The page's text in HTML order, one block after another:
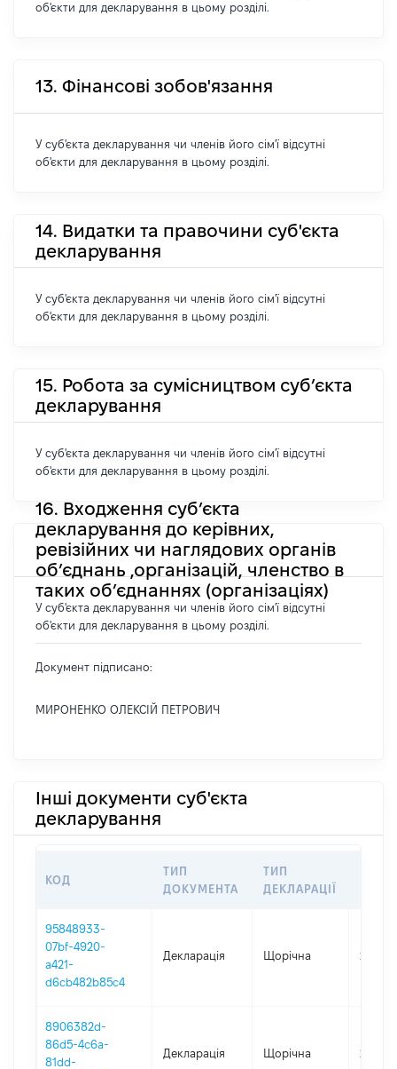
об'єкти для декларування в цьому розділі.
13. Фінансові зобов'язання
У суб'єкта декларування чи членів його сім'ї відсутні
об'єкти для декларування в цьому розділі.
14. Видатки та правочини суб'єкта
декларування
У суб'єкта декларування чи членів його сім'ї відсутні
об'єкти для декларування в цьому розділі.
15. Робота за сумісництвом суб’єкта
декларування
У суб'єкта декларування чи членів його сім'ї відсутні
об'єкти для декларування в цьому розділі.
16. Входження суб’єкта
декларування до керівних,
ревізійних чи наглядових органів
об’єднань ,організацій, членство в
таких об’єднаннях (організаціях)
У суб'єкта декларування чи членів його сім'ї відсутні
об'єкти для декларування в цьому розділі.
Документ підписано:
МИРОНЕНКО ОЛЕКСІЙ ПЕТРОВИЧ
Інші документи суб'єкта
декларування
КОД
ТИП
ДОКУМЕНТА
ТИП
ДЕКЛАРАЦІЇ
95848933-
07bf-4920-
a421-
d6cb482b85c4
Декларація Щорічна 2025
8906382d-
86d5-4c6a-
81dd-
Декларація Щорічна 2024